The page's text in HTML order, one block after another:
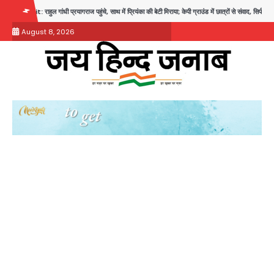
content
प्रयागराज पहुंचे, साथ में प्रियंका की बेटी मिराया; केपी ग्राउंड में छात्रों से संवाद, सिर्फ 5 हजार मौजूद
August 8, 2026